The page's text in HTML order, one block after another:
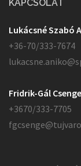
KAPCSOLAT
Lukácsné Szabó
+36-70/333-7674
Fridrik-Gál Csenge
+3670/333-7705